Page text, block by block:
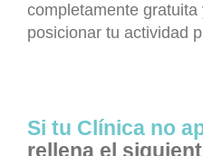
completamente gratuita
posicionar tu actividad
Si tu Clínica no
rellena el